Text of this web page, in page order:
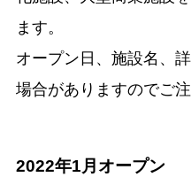
ます。
オープン日、施設名、
場合がありますのでご注
2022年1月オープン